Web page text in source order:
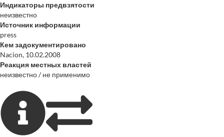
Индикаторы предвзятости
неизвестно
Источник информации
press
Кем задокументировано
Nacion, 10.02.2008
Реакция местных властей
неизвестно / не применимо